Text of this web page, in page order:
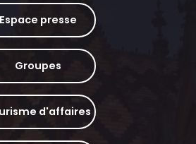
Espace presse
Groupes
d'affaires